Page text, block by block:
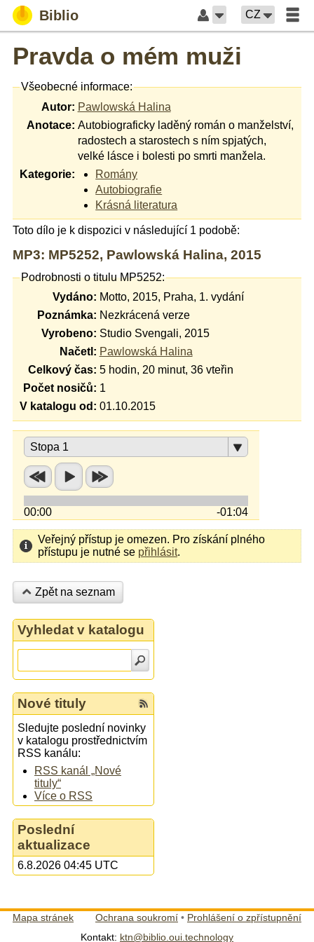
Biblio CZ
Pravda o mém muži
Všeobecné informace:
Autor: Pawlowská Halina
Anotace: Autobiograficky laděný román o manželství,
radostech a starostech s ním spjatých,
velké lásce i bolesti po smrti manžela.
Kategorie:
Romány
Autobiografie
Krásná literatura
Toto dílo je k dispozici v následující 1 podobě:
MP3: MP5252, Pawlowská Halina, 2015
Podrobnosti o titulu MP5252:
Vydáno: Motto, 2015, Praha, 1. vydání
Poznámka: Nezkrácená verze
Vyrobeno: Studio Svengali, 2015
Načetl: Pawlowská Halina
Celkový čas: 5 hodin, 20 minut, 36 vteřin
Počet nosičů: 1
V katalogu od: 01.10.2015
Stopa 1
00:00 -01:04
Veřejný přístup je omezen. Pro získání plného
přístupu je nutné se přihlásit.
Zpět na seznam
Vyhledat v katalogu
Nové tituly
Sledujte poslední novinky
v katalogu prostřednictvím
RSS kanálu:
RSS kanál „Nové
tituly“
Více o RSS
Poslední
aktualizace
6.8.2026 04:45 UTC
Mapa stránek Ochrana soukromí • Prohlášení o zpřístupnění
Kontakt: ktn@biblio.oui.technology